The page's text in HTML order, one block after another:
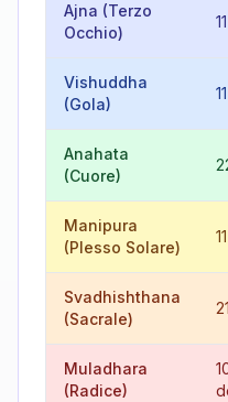
Ajna (Terzo
Occhio)
11
Vishuddha
(Gola)
11
Anahata
(Cuore)
Manipura
(Plesso Solare)
11
Svadhishthana
(Sacrale)
21
Muladhara
(Radice)